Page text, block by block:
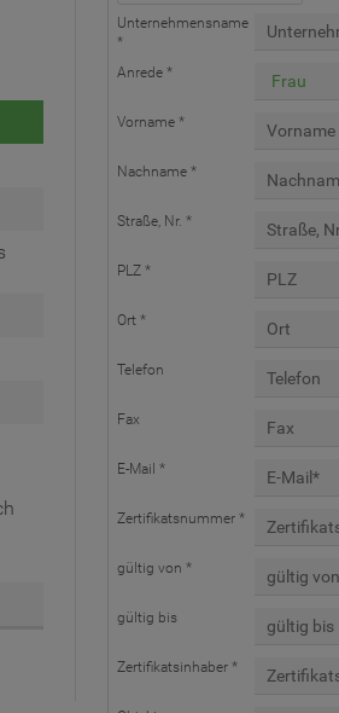
Unternehmensname
*
Anrede *
Vorname *
Nachname *
Straße, Nr. *
PLZ *
Ort *
Telefon
Fax
E-Mail *
Zertifikatsnummer *
gültig von *
gültig bis
Zertifikatsinhaber *